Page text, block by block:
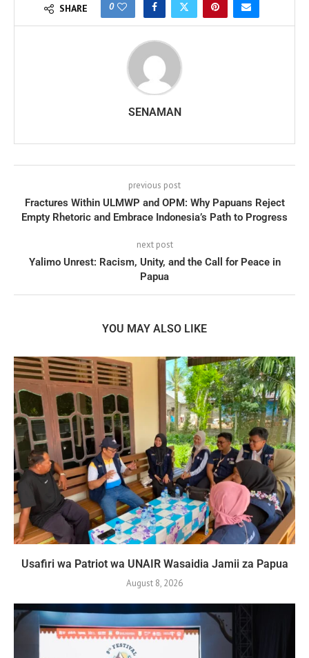
SHARE 0
SENAMAN
previous post
Fractures Within ULMWP and OPM: Why Papuans Reject
Empty Rhetoric and Embrace Indonesia’s Path to Progress
next post
Yalimo Unrest: Racism, Unity, and the Call for Peace in
Papua
YOU MAY ALSO LIKE
Usafiri wa Patriot wa UNAIR Wasaidia Jamii za Papua
August 8, 2026